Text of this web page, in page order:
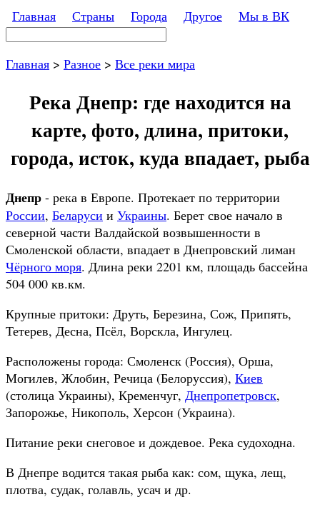
Перейти к основному содержанию
Главная Страны Города Другое Мы в ВК
Форма поиска
Поиск
Главная > Разное > Все реки мира
Река Днепр: где находится на
карте, фото, длина, притоки,
города, исток, куда впадает, рыба
Днепр - река в Европе. Протекает по территории
России, Беларуси и Украины. Берет свое начало в
северной части Валдайской возвышенности в
Смоленской области, впадает в Днепровский лиман
Чёрного моря. Длина реки 2201 км, площадь бассейна
504 000 кв.км.
Крупные притоки: Друть, Березина, Сож, Припять,
Тетерев, Десна, Псёл, Ворскла, Ингулец.
Расположены города: Смоленск (Россия), Орша,
Могилев, Жлобин, Речица (Белоруссия), Киев
(столица Украины), Кременчуг, Днепропетровск,
Запорожье, Никополь, Херсон (Украина).
Питание реки снеговое и дождевое. Река судоходна.
В Днепре водится такая рыба как: сом, щука, лещ,
плотва, судак, голавль, усач и др.